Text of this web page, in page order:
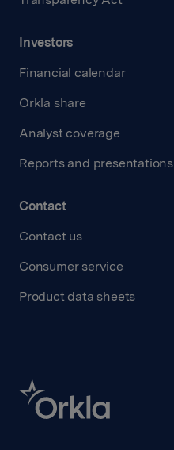
Investors
Financial calendar
Orkla share
Analyst coverage
Reports and presentations
Contact
Contact us
Consumer service
Product data sheets